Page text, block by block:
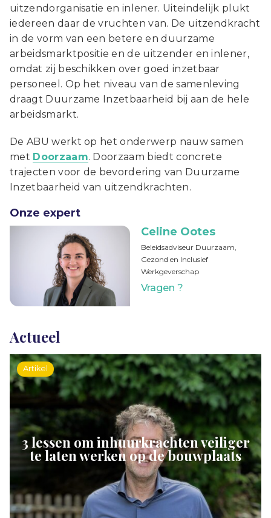
uitzendorganisatie en inlener. Uiteindelijk plukt
iedereen daar de vruchten van. De uitzendkracht
in de vorm van een betere en duurzame
arbeidsmarktpositie en de uitzender en inlener,
omdat zij beschikken over goed inzetbaar
personeel. Op het niveau van de samenleving
draagt Duurzame Inzetbaarheid bij aan de hele
arbeidsmarkt.
De ABU werkt op het onderwerp nauw samen
met Doorzaam. Doorzaam biedt concrete
trajecten voor de bevordering van Duurzame
Inzetbaarheid van uitzendkrachten.
Onze expert
Celine Ootes
Beleidsadviseur Duurzaam,
Gezond en Inclusief
Werkgeverschap
Vragen ?
Actueel
Artikel
3 lessen om inhuurkrachten veiliger
te laten werken op de bouwplaats